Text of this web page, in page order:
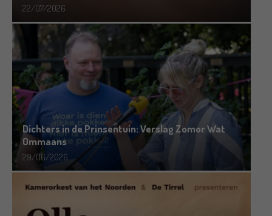
22/07/2026
Dichters in de Prinsentuin: Verslag Zomor Wat
Ommaans
29/06/2026